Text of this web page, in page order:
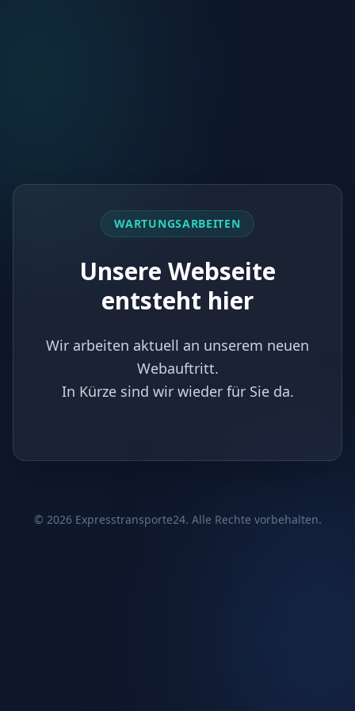
WARTUNGSARBEITEN
Unsere Webseite
entsteht hier
Wir arbeiten aktuell an unserem neuen
Webauftritt.
In Kürze sind wir wieder für Sie da.
© 2026Expresstransporte24. Alle Rechte vorbehalten.